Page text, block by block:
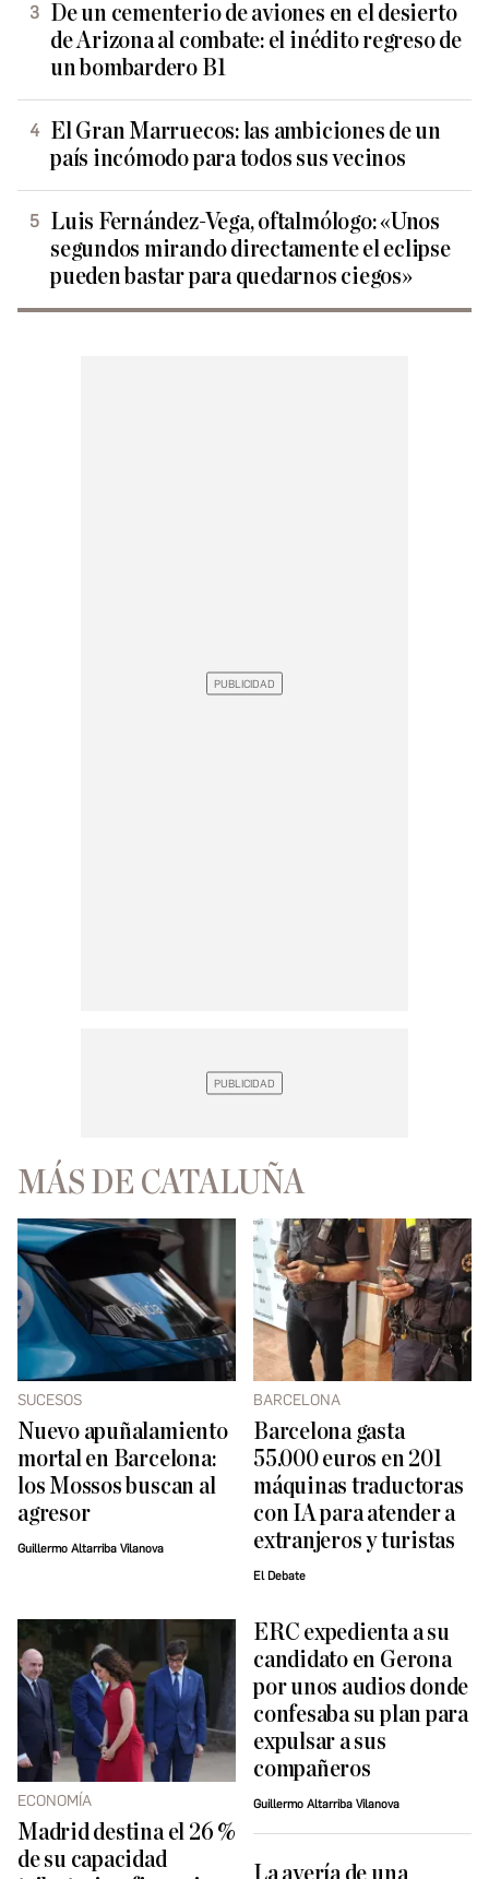
De un cementerio de aviones en el desierto
de Arizona al combate: el inédito regreso de
un bombardero B1
El Gran Marruecos: las ambiciones de un
país incómodo para todos sus vecinos
Luis Fernández-Vega, oftalmólogo: «Unos
segundos mirando directamente el eclipse
pueden bastar para quedarnos ciegos»
MÁS DE CATALUÑA
SUCESOS
Nuevo apuñalamiento
mortal en Barcelona:
los Mossos buscan al
agresor
Guillermo Altarriba Vilanova
BARCELONA
Barcelona gasta
55.000 euros en 201
máquinas traductoras
con IA para atender a
extranjeros y turistas
El Debate
ECONOMÍA
Madrid destina el 26 %
de su capacidad
ERC expedienta a su
candidato en Gerona
por unos audios donde
confesaba su plan para
expulsar a sus
compañeros
Guillermo Altarriba Vilanova
La avería de una